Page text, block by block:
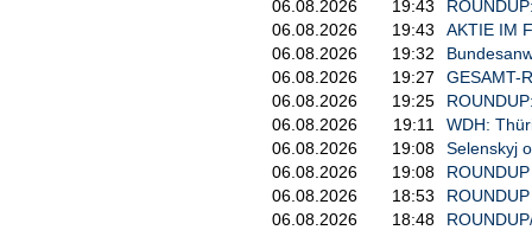
Interview während Besuch in
Auch in den beiden anderen
kritisch aufgefasst. Das
online veröffentlicht. Merkel hielt
dort für die ungarische
Eine Sprecherin Merkels teilte
"nicht neu". Bei einer
2021 geäußert. Die Haltung der
damals aber nicht./brd/DP/nas
06.08.2026
19:43
06.08.2026
19:43
AKTIE IM
06.08.2026
19:32
06.08.2026
19:27
GESAMT-
06.08.2026
19:25
06.08.2026
19:11
WDH:
06.08.2026
19:08
Selenskyj
06.08.2026
19:08
06.08.2026
18:53
06.08.2026
18:48